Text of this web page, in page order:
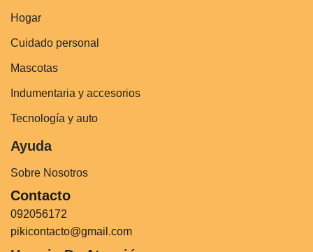
Hogar
Cuidado personal
Mascotas
Indumentaria y accesorios
Tecnología y auto
Ayuda
Sobre Nosotros
Contacto
092056172
pikicontacto@gmail.com